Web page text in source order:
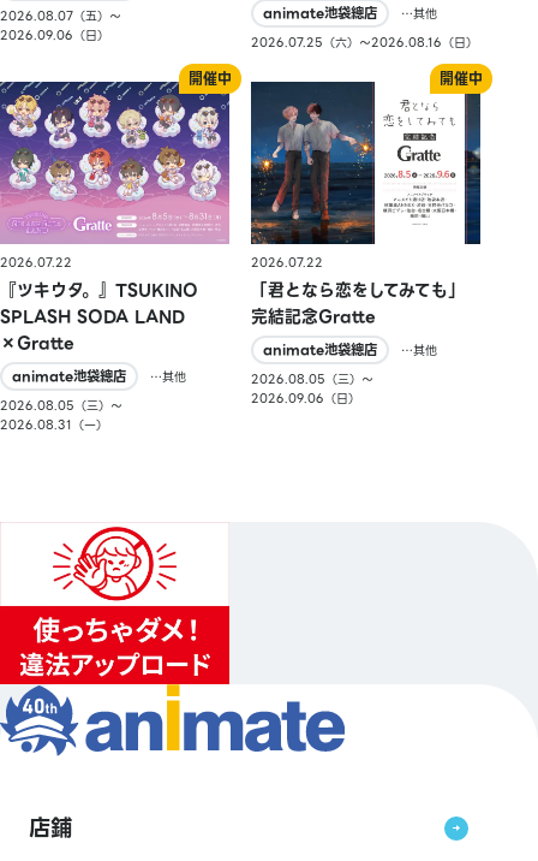
2026.08.07（五）〜
2026.09.06（日）
animate池袋總店
…其他
2026.07.25（六）〜2026.08.16（日）
2026.07.22
『ツキウタ。』TSUKINO
SPLASH SODA LAND
×Gratte
animate池袋總店
…其他
2026.08.05（三）〜
2026.08.31（一）
2026.07.22
「君となら恋をしてみても」
完結記念Gratte
animate池袋總店
…其他
2026.08.05（三）〜
2026.09.06（日）
店鋪